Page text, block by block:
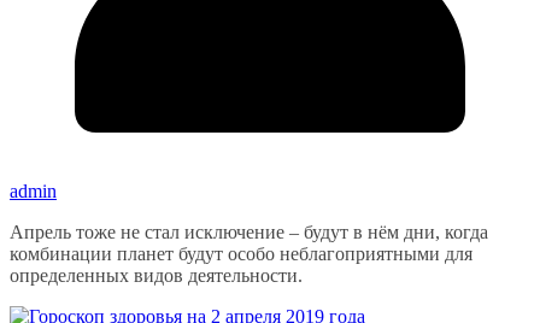
admin
Апрель тоже не стал исключение – будут в нём дни, когда
комбинации планет будут особо неблагоприятными для
определенных видов деятельности.